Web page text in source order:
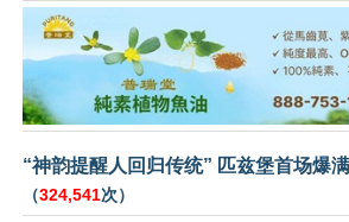
“神韵提醒人回归传统” 匹兹堡首场爆满
（324,541次）